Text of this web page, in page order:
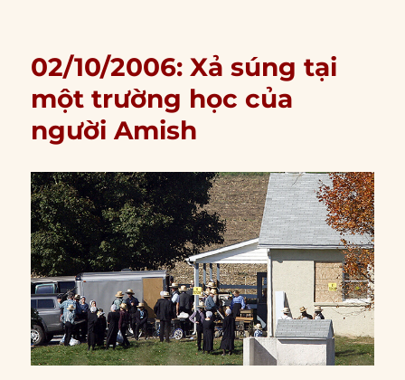
02/10/2006: Xả súng tại
một trường học của
người Amish